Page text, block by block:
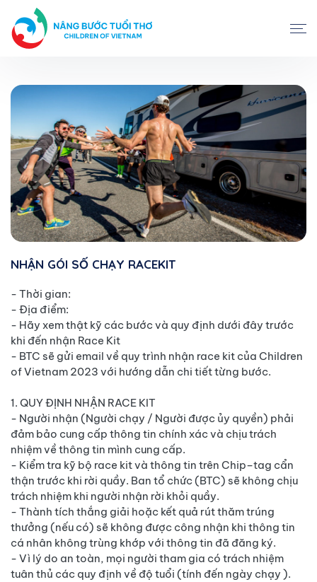
NHẬN GÓI SỐ CHẠY RACEKIT
- Thời gian:
- Địa điểm:
- Hãy xem thật kỹ các bước và quy định dưới đây trước
khi đến nhận Race Kit
- BTC sẽ gửi email về quy trình nhận race kit của Children
of Vietnam 2023 với hướng dẫn chi tiết từng bước.
1. QUY ĐỊNH NHẬN RACE KIT
- Người nhận (Người chạy / Người được ủy quyền) phải
đảm bảo cung cấp thông tin chính xác và chịu trách
nhiệm về thông tin mình cung cấp.
- Kiểm tra kỹ bộ race kit và thông tin trên Chip–tag cẩn
thận trước khi rời quầy. Ban tổ chức (BTC) sẽ không chịu
trách nhiệm khi người nhận rời khỏi quầy.
- Thành tích thắng giải hoặc kết quả rút thăm trúng
thưởng (nếu có) sẽ không được công nhận khi thông tin
cá nhân không trùng khớp với thông tin đã đăng ký.
- Vì lý do an toàn, mọi người tham gia có trách nhiệm
tuân thủ các quy định về độ tuổi (tính đến ngày chạy ).